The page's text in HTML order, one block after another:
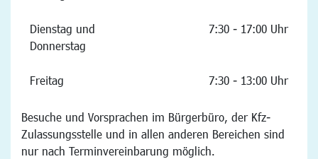
Dienstag und
Donnerstag
7:30 - 17:00 Uhr
Freitag 7:30 - 13:00 Uhr
Besuche und Vorsprachen im Bürgerbüro, der Kfz-
Zulassungsstelle und in allen anderen Bereichen sind
nur nach Terminvereinbarung möglich.